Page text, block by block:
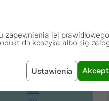
zapewnienia jej prawidłowego
do koszyka albo się
Ustawienia